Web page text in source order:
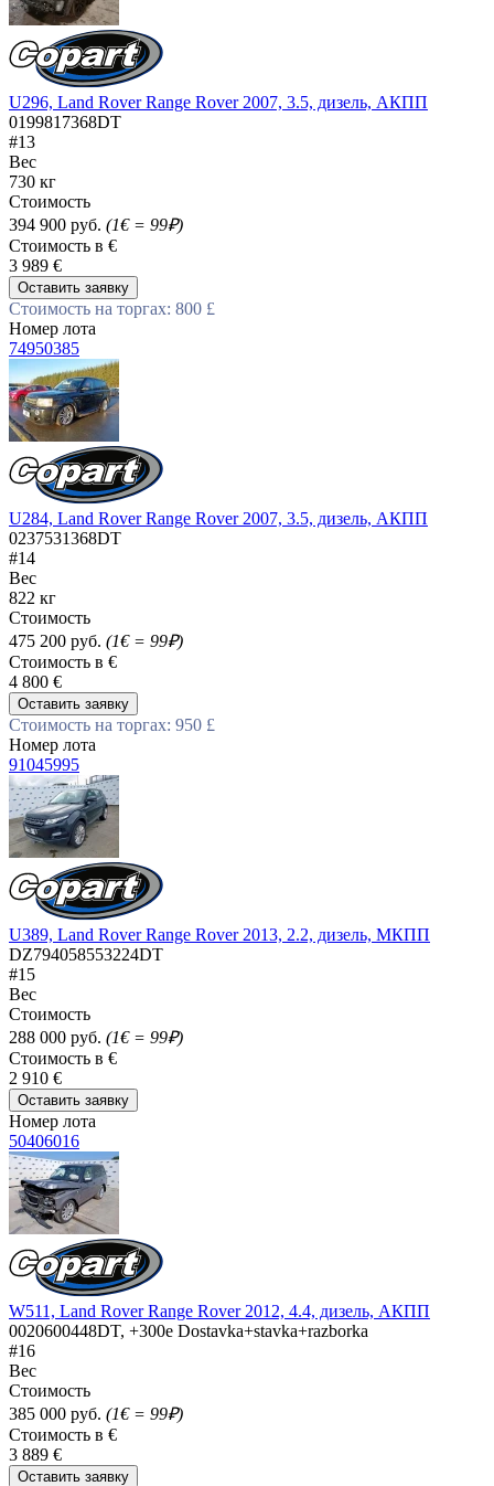
U296, Land Rover Range Rover 2007, 3.5, дизель, АКПП
0199817368DT
#13
Вес
730 кг
Стоимость
394 900 руб. (1€ = 99₽)
Стоимость в €
3 989 €
Оставить заявку
Стоимость на торгах: 800 £
Номер лота
74950385
U284, Land Rover Range Rover 2007, 3.5, дизель, АКПП
0237531368DT
#14
Вес
822 кг
Стоимость
475 200 руб. (1€ = 99₽)
Стоимость в €
4 800 €
Оставить заявку
Стоимость на торгах: 950 £
Номер лота
91045995
U389, Land Rover Range Rover 2013, 2.2, дизель, МКПП
DZ794058553224DT
#15
Вес
Стоимость
288 000 руб. (1€ = 99₽)
Стоимость в €
2 910 €
Оставить заявку
Номер лота
50406016
W511, Land Rover Range Rover 2012, 4.4, дизель, АКПП
0020600448DT, +300e Dostavka+stavka+razborka
#16
Вес
Стоимость
385 000 руб. (1€ = 99₽)
Стоимость в €
3 889 €
Оставить заявку